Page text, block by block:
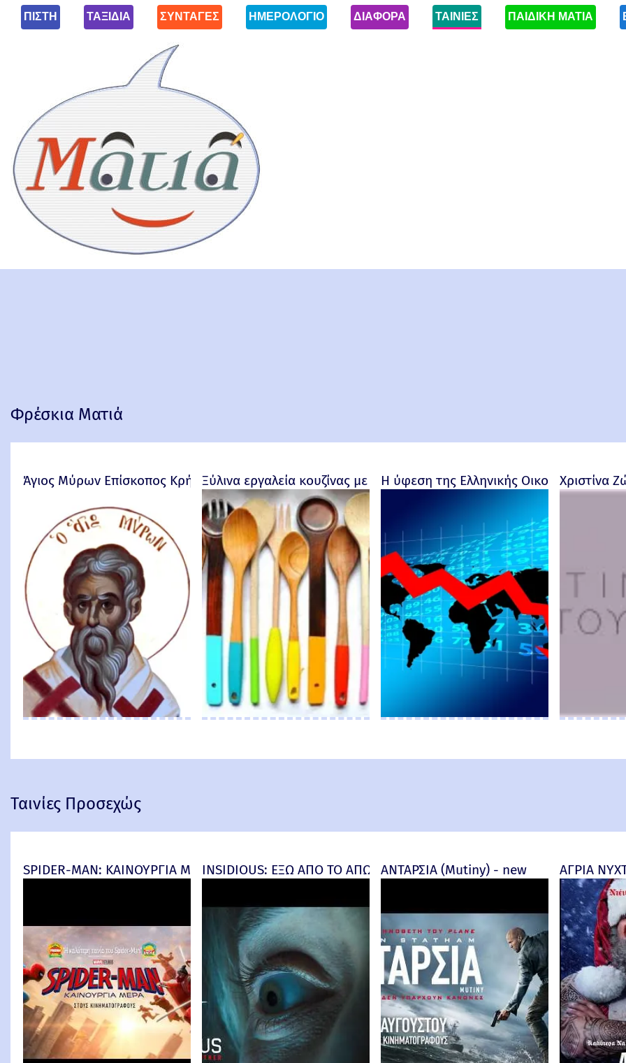
ΠΙΣΤΗ ΤΑΞΙΔΙΑ ΣΥΝΤΑΓΕΣ ΗΜΕΡΟΛΟΓΙΟ ΔΙΑΦΟΡΑ ΤΑΙΝΙΕΣ ΠΑΙΔΙΚΗ ΜΑΤΙΑ
Φρέσκια Ματιά
Άγιος Μύρων Επίσκοπος ΚρήτηςΞύλινα εργαλεία κουζίνας με προσωπικότηταΗ ύφεση της Ελληνικής Οικονομίας -
Χριστίνα
Ταινίες Προσεχώς
SPIDER-MAN: ΚΑΙΝΟΥΡΓΙΑ ΜΕΡΑ (Spider-Man: Brand New Day) Review
INSIDIOUS: ΕΞΩ ΑΠΟ ΤΟ ΑΠΩΤΕΡΟ (Insidious: Out of the Further) - final
ΑΝΤΑΡΣΙΑ (Mutiny) - new ΑΓΡΙΑ